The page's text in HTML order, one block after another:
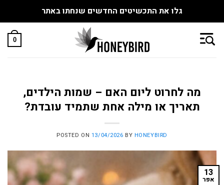
גלו את התכשיטים החדשים שנחתו באתר
0
מה לחרוט ליום האם – שמות הילדים,
תאריך או מילה אחת שתמיד עובדת?
POSTED ON 13/04/2026 BY HONEYBIRD
13
אפר